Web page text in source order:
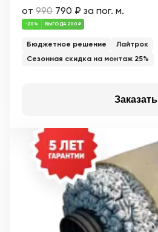
от 990 790 ₽ за пог. м.
-20% ВЫГОДА 200 ₽
Бюджетное решение
Лайтрок
Сезонная скидка на монтаж 25%
Заказать